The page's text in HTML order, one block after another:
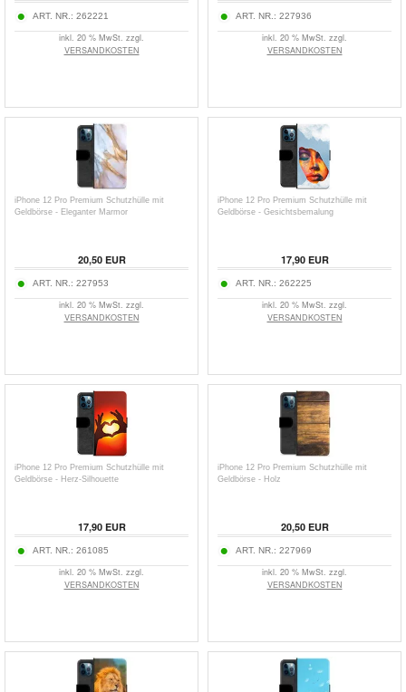
ART. NR.: 262221
inkl. 20 % MwSt. zzgl.
VERSANDKOSTEN
ART. NR.: 227936
inkl. 20 % MwSt. zzgl.
VERSANDKOSTEN
iPhone 12 Pro Premium Schutzhülle mit
Geldbörse - Eleganter Marmor
20,50EUR
ART. NR.: 227953
inkl. 20 % MwSt. zzgl.
VERSANDKOSTEN
iPhone 12 Pro Premium Schutzhülle mit
Geldbörse - Gesichtsbemalung
17,90EUR
ART. NR.: 262225
inkl. 20 % MwSt. zzgl.
VERSANDKOSTEN
iPhone 12 Pro Premium Schutzhülle mit
Geldbörse - Herz-Silhouette
17,90EUR
ART. NR.: 261085
inkl. 20 % MwSt. zzgl.
VERSANDKOSTEN
iPhone 12 Pro Premium Schutzhülle mit
Geldbörse - Holz
20,50EUR
ART. NR.: 227969
inkl. 20 % MwSt. zzgl.
VERSANDKOSTEN